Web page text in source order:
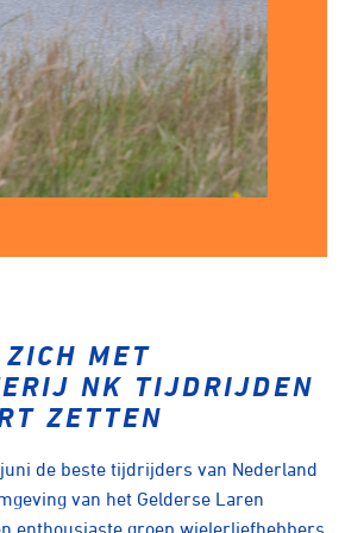
MET
NK TIJDRIJDEN
ZETTEN
de beste tijdrijders van Nederland
van het Gelderse Laren
enthousiaste groep wielerliefhebbers